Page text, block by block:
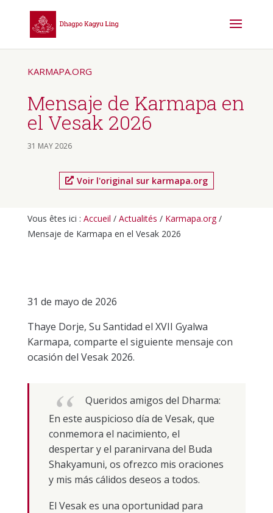
KARMAPA.ORG
Mensaje de Karmapa en
el Vesak 2026
31 MAY 2026
Voir l'original sur karmapa.org
Vous êtes ici : Accueil / Actualités / Karmapa.org/
Mensaje de Karmapa en el Vesak 2026
31 de mayo de 2026
Thaye Dorje, Su Santidad el XVII Gyalwa
Karmapa, comparte el siguiente mensaje con
ocasión del Vesak 2026.
Queridos amigos del Dharma:
En este auspicioso día de Vesak, que
conmemora el nacimiento, el
despertar y el paranirvana del Buda
Shakyamuni, os ofrezco mis oraciones
y mis más cálidos deseos a todos.
El Vesak es una oportunidad para